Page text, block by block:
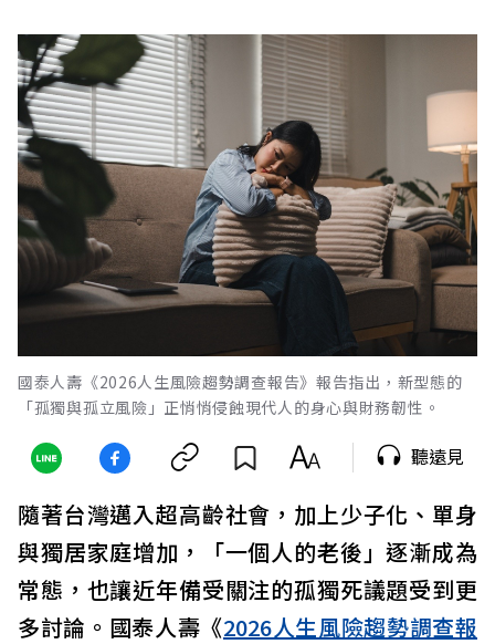
國泰人壽《2026人生風險趨勢調查報告》報告指出，新型態的
「孤獨與孤立風險」正悄悄侵蝕現代人的身心與財務韌性。
聽遠見
隨著台灣邁入超高齡社會，加上少子化、單身
與獨居家庭增加，「一個人的老後」逐漸成為
常態，也讓近年備受關注的孤獨死議題受到更
多討論。國泰人壽《2026人生風險趨勢調查報